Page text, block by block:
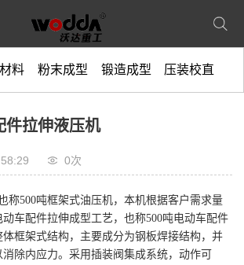
料 粉末成型 锻造成型 压装校直
件拉伸液压机
0次
称500吨框架式油压机，本机根据客户需求量
车配件拉伸成型工艺，也称500吨电动车配件
框架式结构，主要成分为钢板焊接结构，并
除内应力。采用插装阀集成系统，动作可